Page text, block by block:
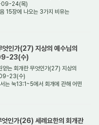
09-24(목)
장에 나오는 3가지 비유는
인가(27) 지상의 예수님의
23(수)
는 회개란 무엇인가(27) 지상의
09-23(수)
눅13:1~5에서 회개에 관해 어떤
인가(26) 세례요한의 회개관